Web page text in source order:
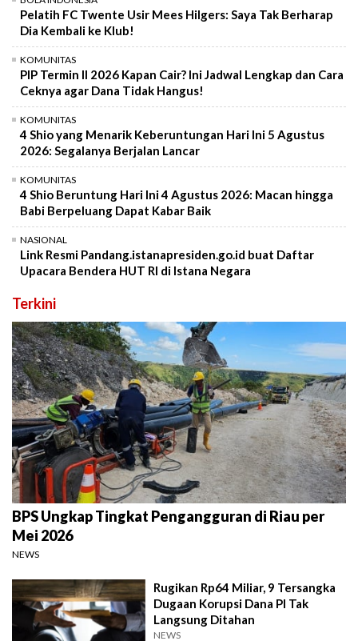
Pelatih FC Twente Usir Mees Hilgers: Saya Tak Berharap
Dia Kembali ke Klub!
KOMUNITAS
PIP Termin II 2026 Kapan Cair? Ini Jadwal Lengkap dan Cara
Ceknya agar Dana Tidak Hangus!
KOMUNITAS
4 Shio yang Menarik Keberuntungan Hari Ini 5 Agustus
2026: Segalanya Berjalan Lancar
KOMUNITAS
4 Shio Beruntung Hari Ini 4 Agustus 2026: Macan hingga
Babi Berpeluang Dapat Kabar Baik
NASIONAL
Link Resmi Pandang.istanapresiden.go.id buat Daftar
Upacara Bendera HUT RI di Istana Negara
Terkini
BPS Ungkap Tingkat Pengangguran di Riau per
Mei 2026
NEWS
Rugikan Rp64 Miliar, 9 Tersangka
Dugaan Korupsi Dana PI Tak
Langsung Ditahan
NEWS